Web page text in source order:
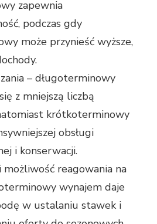
zapewnia
podczas gdy
może przynieść wyższe,
– długoterminowy
z mniejszą liczbą
krótkoterminowy
obsługi
i konserwacji.
możliwość reagowania na
wynajem daje
w ustalaniu stawek i